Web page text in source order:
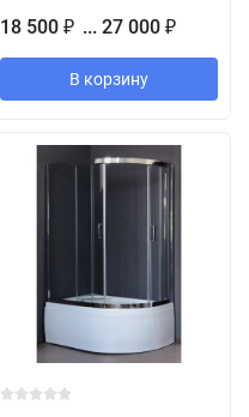
18 500 ₽ ... 27 000 ₽
В корзину